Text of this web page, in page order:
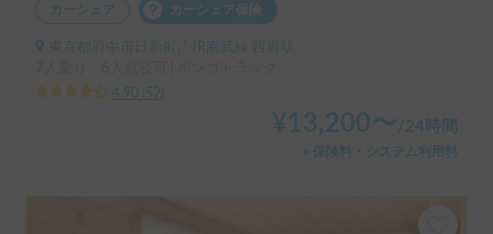
カーシェア カーシェア保険
東京都府中市日新町, ' JR南武線 西府駅
4.90
52
¥ 13,200〜 /24時間
＋保険料・システム利用料